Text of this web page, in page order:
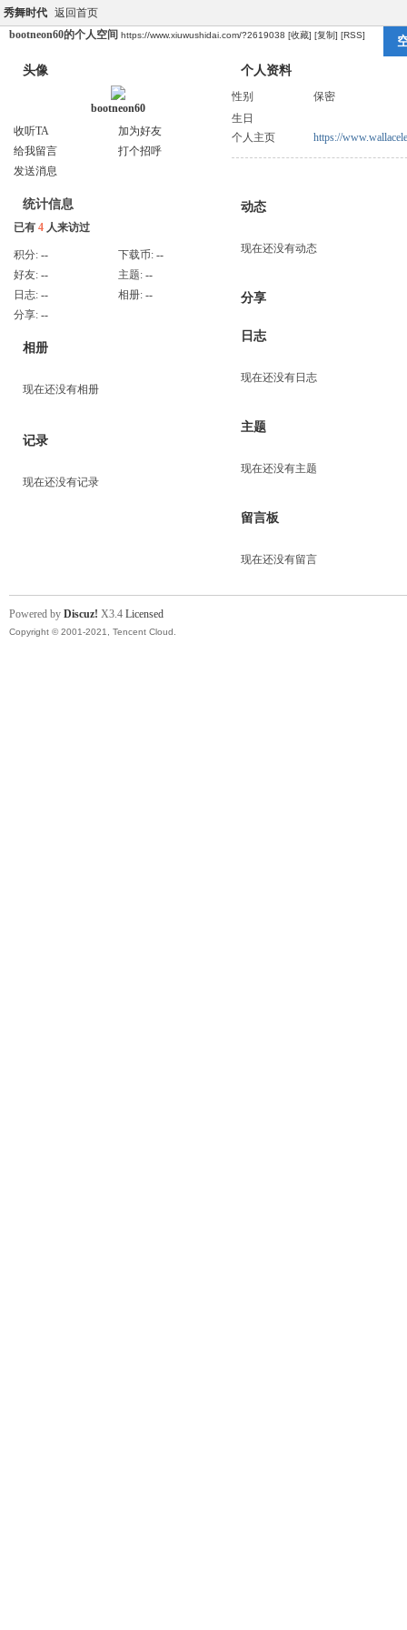
秀舞时代 返回首页
bootneon60的个人空间 https://www.xiuwushidai.com/?2619038 [收藏] [复制] [RSS]
头像
bootneon60
收听TA
加为好友
给我留言
打个招呼
发送消息
统计信息
已有 4 人来访过
积分: -- 下载币: --
好友: -- 主题: --
日志: -- 相册: --
分享: --
相册
现在还没有相册
记录
现在还没有记录
个人资料
性别
保密
生日
个人主页
https://
动态
现在还没有动态
分享
日志
现在还没有日志
主题
现在还没有主题
留言板
现在还没有留言
Powered by Discuz! X3.4 Licensed
Copyright © 2001-2021, Tencent Cloud.